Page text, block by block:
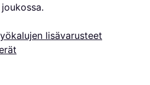
lisävarusteet